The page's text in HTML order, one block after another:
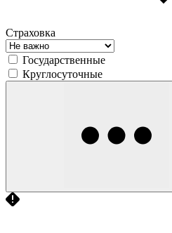
Страховка
Государственные
Круглосуточные